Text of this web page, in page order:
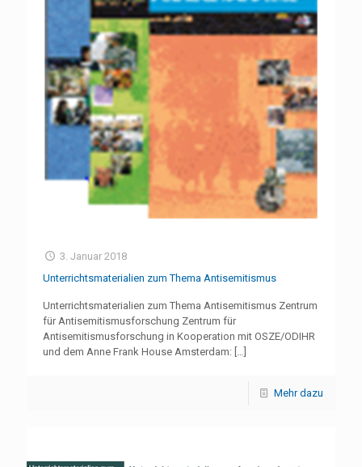
3. Januar 2018
Unterrichtsmaterialien zum Thema Antisemitismus
Unterrichtsmaterialien zum Thema Antisemitismus Zentrum
für Antisemitismusforschung Zentrum für
Antisemitismusforschung in Kooperation mit OSZE/ODIHR
und dem Anne Frank House Amsterdam: […]
Mehr dazu